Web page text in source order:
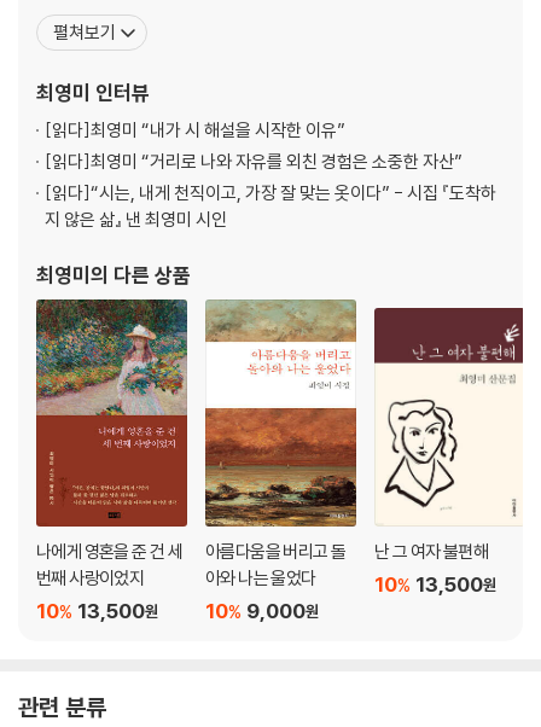
한여름날의 꿈
어머니, 밥상에서 놀라시다
나무는
기억의 문신(文身)
낙엽과 아이
행복론
3. 옛날의 불꽃
달팽이
이율 배반
그 여름의 어느 하루
오로지
변비의 끝
보내지 못한 편지
너를 잃고
서교동 블루스
분리수거
가을비
사랑니, 뽑다
옛날의 불꽃
편소설 『흉터와 무늬』, 『청동정원』, 산문집 『시대의 우울: 최영미의
유럽일기』, 『우연히 내 일기를 엿보게 될 사람에게』, 『화가의 우연한
펼쳐보기
최영미 인터뷰
[읽다]최영미 “내가 시 해설을 시작한 이유”
[읽다]최영미 “거리로 나와 자유를 외친 경험은 소중한 자산”
[읽다]“시는, 내게 천직이고, 가장 잘 맞는 옷이다” - 시집 『도착하
지 않은 삶』 낸 최영미 시인
최영미 의 다른 상품
나에게 영혼을 준 건 세
번째 사랑이었지
13,500원
10%
아름다움을 버리고 돌
아와 나는 울었다
9,000원
10%
난 그 여자 불편해
13,500원
10%
관련 분류